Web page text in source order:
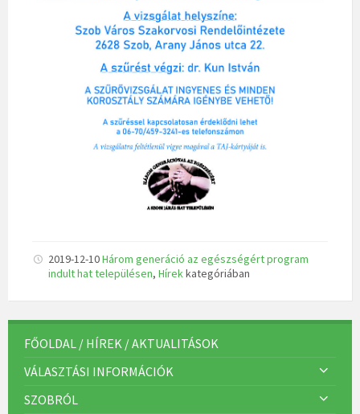
2019-12-10Három generáció az egészségért program
indult hat településen, Hírekkategóriában
FŐOLDAL / HÍREK / AKTUALITÁSOK
VÁLASZTÁSI INFORMÁCIÓK
SZOBRÓL